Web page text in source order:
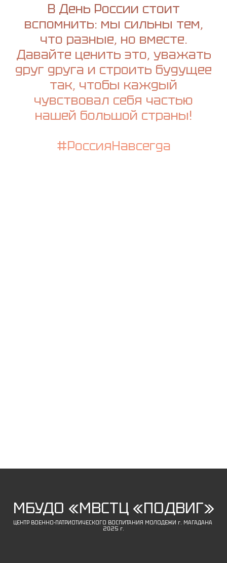
В День России стоит
вспомнить: мы сильны тем,
что разные, но вместе.
Давайте ценить это, уважать
друг друга и строить будущее
так, чтобы каждый
чувствовал себя частью
нашей большой страны!
#РоссияНавсегда
МБУДО «МВСТЦ «ПОДВИГ»
ЦЕНТР ВОЕННО-ПАТРИОТИЧЕСКОГО ВОСПИТАНИЯ МОЛОДЕЖИ г. МАГАДАНА
2025 г.